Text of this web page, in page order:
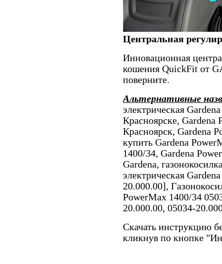
Центральная
Инновационная
кошения QuickFit от
поверните.
Альтернативные
электрическая
Красноярске, Gardena
Красноярск, Gardena
купить Gardena
1400/34, Gardena
Gardena,
электрическая
20.000.00],
PowerMax 1400/34
20.000.00, 05034-
Скачать инструкцию
кликнув по кнопке